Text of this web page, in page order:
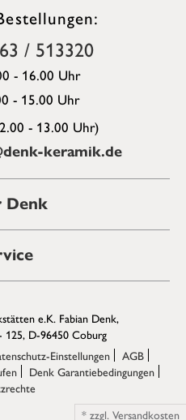
/ 513320
- 16.00 Uhr
- 15.00 Uhr
- 13.00 Uhr)
keramik.de
Denk
* zzgl. Versandkosten
e.K. Fabian Denk,
125, D-96450 Coburg
Einstellungen
AGB
Denk Garantiebedingungen